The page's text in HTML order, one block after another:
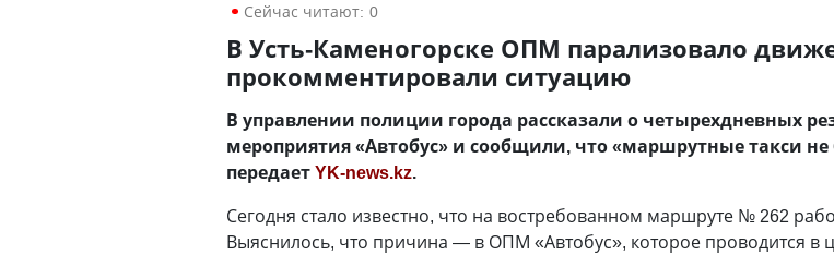
Сейчас читают: 0
В Усть-Каменогорске ОПМ парализовало
прокомментировали ситуацию
В управлении полиции города рассказали о четырехдневных
мероприятия «Автобус» и сообщили, что «маршрутные такси
передаетYK-news.kz.
Сегодня стало известно, что на востребованном маршруте № 262
Выяснилось, что причина — в ОПМ «Автобус», которое проводится в